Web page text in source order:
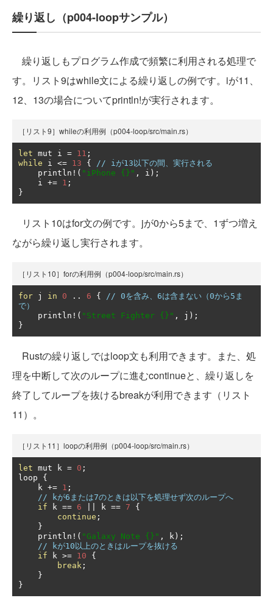
繰り返し（p004-loopサンプル）
繰り返しもプログラム作成で頻繁に利用される処理で
す。リスト9はwhile文による繰り返しの例です。iが11、
12、13の場合についてprintln!が実行されます。
［リスト9］whileの利用例（p004-loop/src/main.rs）
let mut i = 11 ;
while i <= 13 {
// iが13以下の間、実行される
    println
!( "iPhone {}" , i );
    i
+= 1 ;
}
リスト10はfor文の例です。jが0から5まで、1ずつ増え
ながら繰り返し実行されます。
［リスト10］forの利用例（p004-loop/src/main.rs）
for j in 0 .. 6 {
// 0を含み、6は含まない（0から5ま
で）
    println
!( "Street Fighter {}" , j );
}
Rustの繰り返しではloop文も利用できます。また、処
理を中断して次のループに進むcontinueと、繰り返しを
終了してループを抜けるbreakが利用できます（リスト
11）。
［リスト11］loopの利用例（p004-loop/src/main.rs）
let mut k = 0 ;
loop {
    k
+= 1 ;
// kが6または7のときは以下を処理せず次のループへ
if k == 6 k == 7
{
continue ;
}
    println
!( "Galaxy Note {}" , k );
// kが10以上のときはループを抜ける
if k >= 10
{
break ;
}
}